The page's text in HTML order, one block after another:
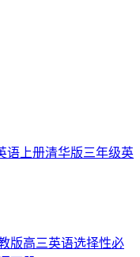
语上册清华版三年级英
版高三英语选择性必